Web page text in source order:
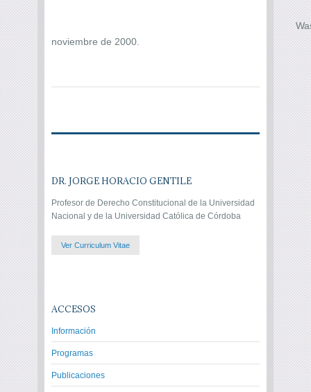
noviembre de 2000.
DR. JORGE HORACIO GENTILE
Profesor de Derecho Constitucional de la Universidad
Nacional y de la Universidad Católica de Córdoba
Ver Curriculum Vitae
ACCESOS
Información
Programas
Publicaciones